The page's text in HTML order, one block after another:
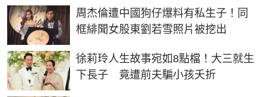
周杰倫遭中國狗仔爆料有私生子！同
框緋聞女股東劉若雪照片被挖出
徐莉玲人生故事宛如8點檔！大三就生
下長子 竟遭前夫騙小孩夭折